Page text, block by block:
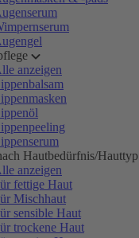
anzeigen
Hautbedürfnis/Hauttyp
anzeigen
fettige Haut
Mischhaut
sensible Haut
trockene Haut